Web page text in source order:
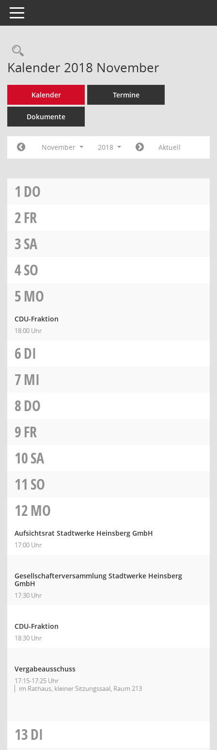
Toggle navigation
Rechercheauswahl
Kalender 2018 November
Kalender Termine
Dokumente
November 2018 Aktuell
1 DO
2FR
3SA
4SO
5MO
CDU-Fraktion
18:00 Uhr
6DI
7MI
8DO
9FR
10SA
11 SO
12MO
Aufsichtsrat Stadtwerke Heinsberg GmbH
17:00 Uhr
Gesellschafterversammlung Stadtwerke Heinsberg
GmbH
17:30 Uhr
CDU-Fraktion
18:30 Uhr
Vergabeausschuss
17:15-17:25 Uhr
im Rathaus, kleiner Sitzungssaal, Raum 213
13DI